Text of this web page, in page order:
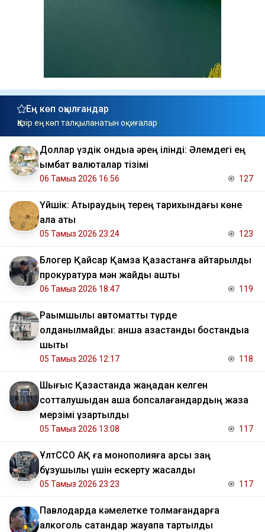
Ең көп оқылғандар
Қазір ең көп талқыланатын оқиғалар
Доллар үздік ондыққа әрең ілінді: Әлемдегі ең
қымбат валюталар тізімі
06 Тамыз 2026 16:56 127
Үйшік: Атыраудың терең тарихындағы көне
қала аты
05 Тамыз 2026 23:24 123
Блогер Қайсар Қамза Қазақстанға қайтарылды
прокуратура мән жайды ашты
06 Тамыз 2026 18:47 119
Рақымшылық автоматты түрде
қолданылмайды: қанша қазақстандық бостандыққа
шықты
05 Тамыз 2026 12:17 118
Шығыс Қазақстанда жаңадан келген
сотталушыдан ақша бопсалағандардың жаза
мерзімі ұзартылды
05 Тамыз 2026 13:08 117
ҰлтССО АҚ ға монополияға қарсы заң
бұзушылық үшін ескерту жасалды
05 Тамыз 2026 23:23 117
Павлодарда кәмелетке толмағандарға
алкоголь сатқандар жауапқа тартылды